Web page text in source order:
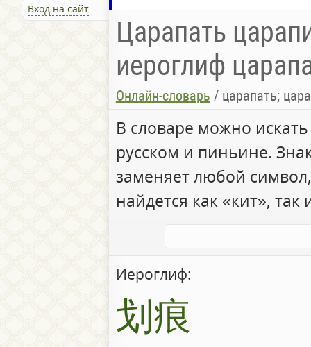
Вход на сайт
Царапать
иероглиф
Онлайн-словарь / царапать;
В словаре можно
русском и пиньине.
заменяет любой
найдется как «кит», так
Иероглиф:
划痕